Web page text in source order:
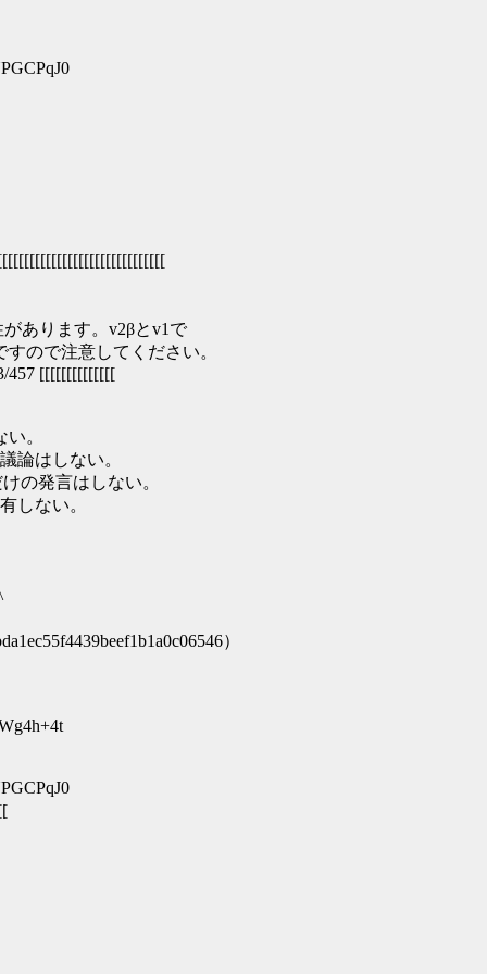
あります。v2βとv1で
ので注意してください。
457 [[[[[[[[[[[[[[
。
論はしない。
の発言はしない。
しない。
）